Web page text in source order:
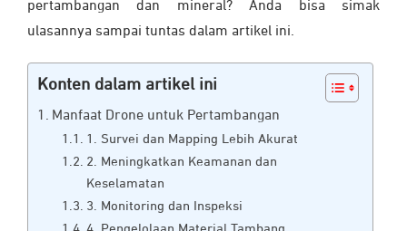
pertambangan dan mineral? Anda bisa simak
ulasannya sampai tuntas dalam artikel ini.
Konten dalam artikel ini
Manfaat Drone untuk Pertambangan
1. Survei dan Mapping Lebih Akurat
2. Meningkatkan Keamanan dan
Keselamatan
3. Monitoring dan Inspeksi